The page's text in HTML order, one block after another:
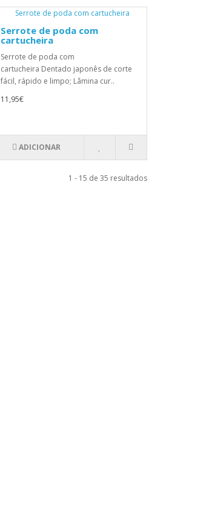
Serrote de poda com
cartucheira
Serrote de poda com
cartucheira Dentado japonês de corte
fácil, rápido e limpo; Lâmina cur..
11,95€
ADICIONAR
1 - 15 de 35 resultados